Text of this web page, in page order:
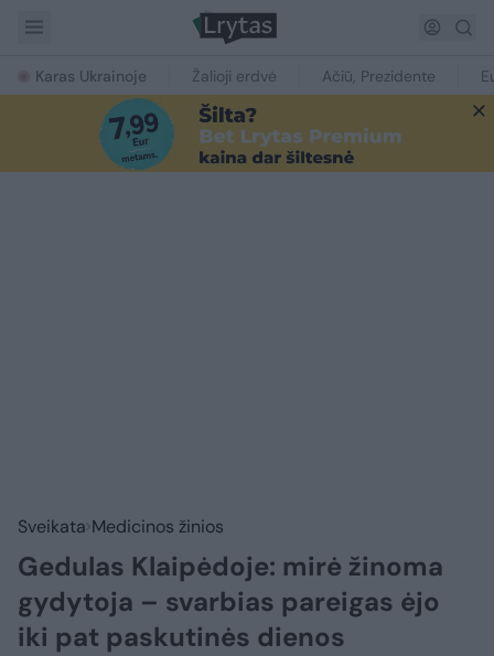
Karas Ukrainoje Žalioji erdvė Ačiū, Prezidente
Sveikata Medicinos žinios
Gedulas Klaipėdoje: mirė žinoma
gydytoja – svarbias pareigas ėjo
iki pat paskutinės dienos